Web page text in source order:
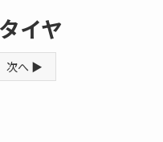
イヤ
次へ ▶